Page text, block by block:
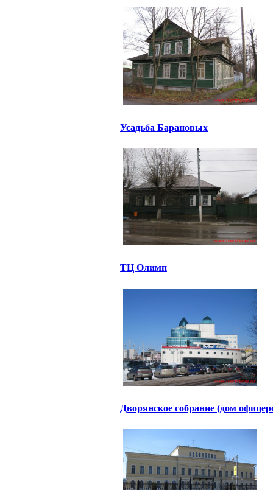
Усадьба Барановых
ТЦ Олимп
Дворянское собрание (дом